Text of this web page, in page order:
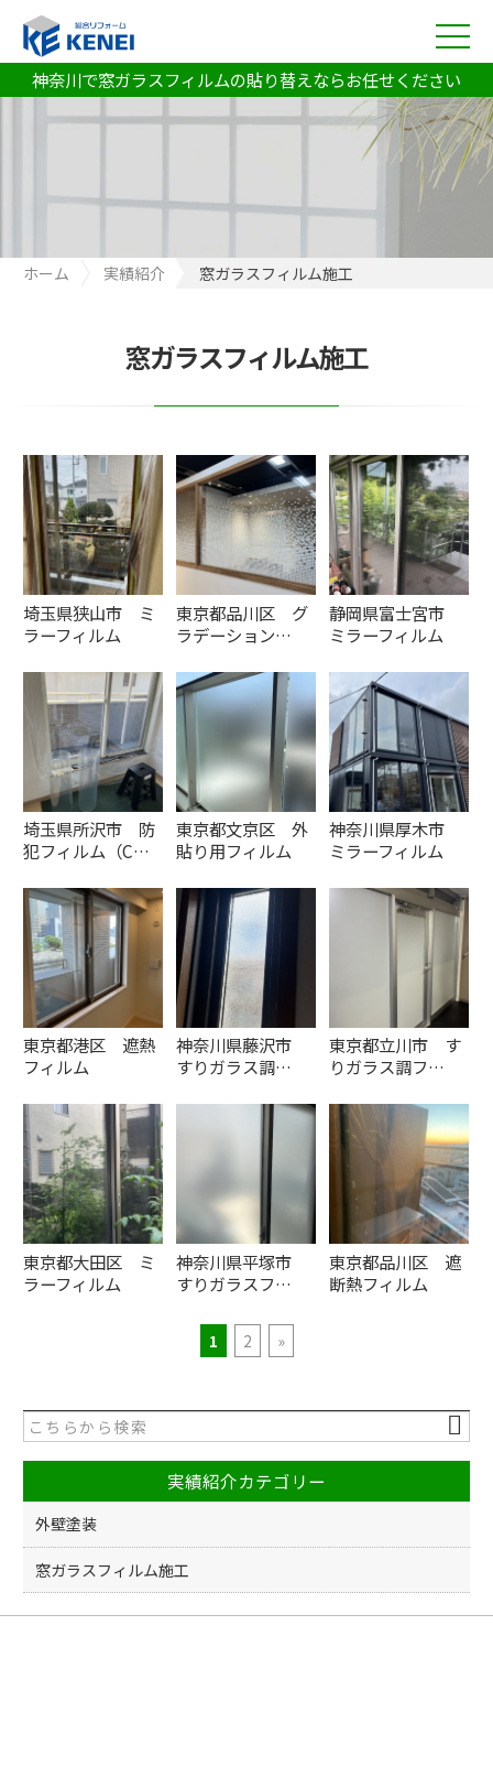
神奈川で窓ガラスフィルムの貼り替えならお任せください
ホーム 実績紹介 窓ガラスフィルム施工
窓ガラスフィルム施工
埼玉県狭山市 ミ
ラーフィルム
東京都品川区 グ
ラデーション…
静岡県富士宮市
ミラーフィルム
埼玉県所沢市 防
犯フィルム（C…
東京都文京区 外
貼り用フィルム
神奈川県厚木市
ミラーフィルム
東京都港区 遮熱
フィルム
神奈川県藤沢市
すりガラス調…
東京都立川市 す
りガラス調フ…
東京都大田区 ミ
ラーフィルム
神奈川県平塚市
すりガラスフ…
東京都品川区 遮
断熱フィルム
1 2 »
実績紹介カテゴリー
外壁塗装
窓ガラスフィルム施工